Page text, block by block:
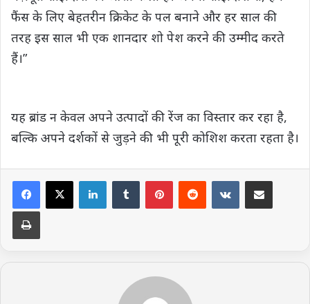
फैंस के लिए बेहतरीन क्रिकेट के पल बनाने और हर साल की
तरह इस साल भी एक शानदार शो पेश करने की उम्मीद करते
हैं।”
यह ब्रांड न केवल अपने उत्पादों की रेंज का विस्तार कर रहा है,
बल्कि अपने दर्शकों से जुड़ने की भी पूरी कोशिश करता रहता है।
LinkedIn VKontakte